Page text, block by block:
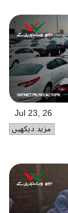
Jul 23, 26
مزید دیکھیں